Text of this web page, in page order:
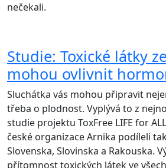
nečekali.
Studie: Toxické látky
mohou ovlivnit
Sluchátka vás mohou připravit
třeba o plodnost. Vyplývá to z
studie projektu ToxFree LIFE for
české organizace Arnika podíleli
Slovenska, Slovinska a Rakouska.
přítomnost toxických látek ve